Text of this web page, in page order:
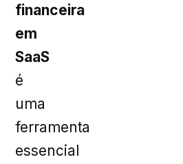
financeira
em
SaaS
é
uma
ferramenta
essencial